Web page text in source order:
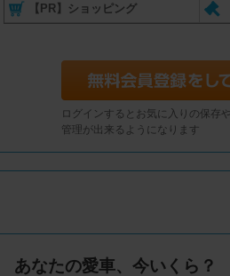
【PR】ショッピング
ログインするとお気に入りの保存
管理が出来るようになります
あなたの愛車、今いくら？